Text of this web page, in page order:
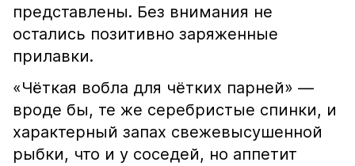
представлены. Без внимания не
остались позитивно заряженные
прилавки.
«Чёткая вобла для чётких парней» —
вроде бы, те же серебристые спинки, и
характерный запах свежевысушенной
рыбки, что и у соседей, но аппетит